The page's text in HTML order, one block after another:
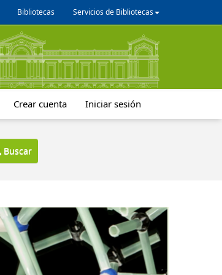
Bibliotecas Servicios de Bibliotecas
Crear cuenta Iniciar sesión
Buscar